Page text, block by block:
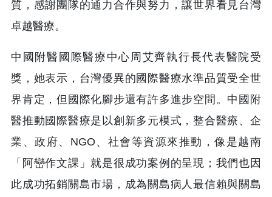
質，感謝團隊的通力合作與努力，讓世界看見台灣
卓越醫療。
中國附醫國際醫療中心周艾齊執行長代表醫院受
獎，她表示，台灣優異的國際醫療水準品質受全世
界肯定，但國際化腳步還有許多進步空間。中國附
醫推動國際醫療是以創新多元模式，整合醫療、企
業、政府、NGO、社會等資源來推動，像是越南
「阿巒作文課」就是很成功案例的呈現；我們也因
此成功拓銷關島市場，成為關島病人最信賴與關島